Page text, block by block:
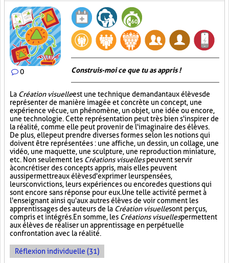
0 Construis-moi ce que tu as appris !
La Création visuelleest une technique demandant aux élèves de
représenter de manière imagée et concrète un concept, une
expérience vécue, un phénomène, un objet, une idée ou encore,
une technologie. Cette représentation peut très bien s'inspirer de
la réalité, comme elle peut provenir de l'imaginaire des élèves.
De plus, elle peut prendre diverses formes selon les notions qui
doivent être représentées : une affiche, un dessin, un collage, une
vidéo, une maquette, une sculpture, une reproduction miniature,
etc. Non seulement les Créations visuellespeuvent servir
à concrétiser des concepts appris, mais elles peuvent
aussi permettre aux élèves d'exprimer leurs pensées,
leurs convictions, leurs expériences ou encore des questions qui
sont encore sans réponse pour eux. Une telle activité permet à
l'enseignant ainsi qu'aux autres élèves de voir comment les
apprentissages des auteurs de la Création visuellesont perçus,
compris et intégrés. En somme, les Créations visuellespermettent
aux élèves de réaliser un apprentissage en perpétuelle
confrontation avec la réalité.
Réflexion individuelle (31)